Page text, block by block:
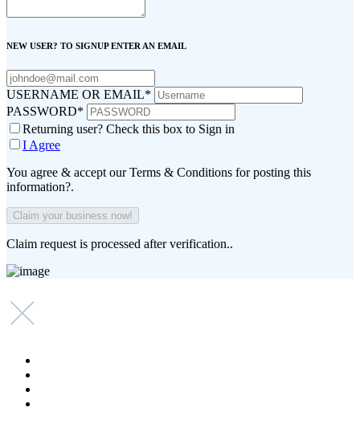
NEW USER? TO SIGNUP ENTER AN EMAIL
USERNAME OR EMAIL*
PASSWORD*
Returning user? Check this box to Sign in
I Agree
You agree & accept our Terms & Conditions for posting this
information?.
Claim request is processed after verification..